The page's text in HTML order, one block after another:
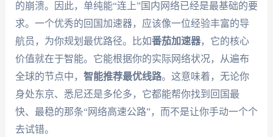
的崩溃。因此，单纯能“连上”国内网络已经是最基础的要
求。一个优秀的回国加速器，应该像一位经验丰富的导
航员，为你规划最优路径。比如番茄加速器，它的核心
价值就在于智能。它能根据你的实际网络状况，从遍布
全球的节点中， 智能推荐最优线路。这意味着，无论你
身处东京、悉尼还是多伦多，它都能帮你找到回国最
快、最稳的那条“网络高速公路”，而不是让你手动一个个
去试错。